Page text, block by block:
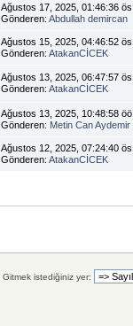
Ağustos 17, 2025, 01:46:36 ös
Gönderen:Abdullah demircan
Ağustos 15, 2025, 04:46:52 ös
Gönderen:AtakanCİCEK
Ağustos 13, 2025, 06:47:57 ös
Gönderen:AtakanCİCEK
Ağustos 13, 2025, 10:48:58 öö
Gönderen: Metin Can Aydemir
Ağustos 12, 2025, 07:24:40 ös
Gönderen:AtakanCİCEK
Gitmek istediğiniz yer: